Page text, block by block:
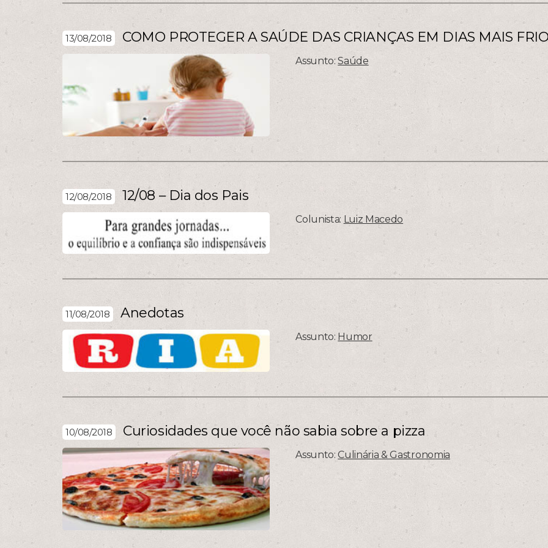
13/08/2018 COMO PROTEGER A SAÚDE DAS CRIANÇAS EM DIAS MAIS
Assunto:Saúde
12/08/2018 12/08 – Dia dos Pais
Colunista: Luiz Macedo
11/08/2018 Anedotas
Assunto: Humor
10/08/2018 Curiosidades que você não sabia sobre a pizza
Assunto:Culinária & Gastronomia